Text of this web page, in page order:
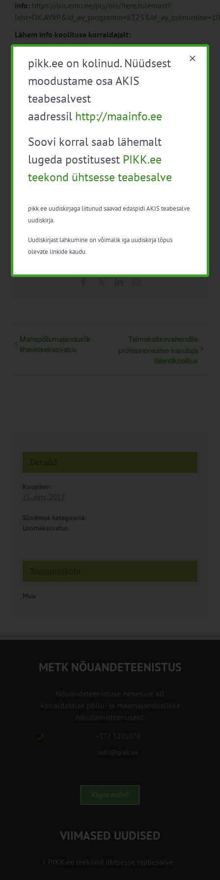
info: https://ois.emu.ee/pls/ois/!tere.tulemast?
Lähem info koolituse korraldajalt:
Eesti Maaülikooli avatud ülikool
Fr. R. Kreutzwaldi 56 (III korrus, ruumid 303-306), 51014
tel 731 3174, 731 3175, 731 3275, 534 41844
e-post: avayl@emu.ee
http://avatudylikool.emu.ee/
Lisa kalendrisse
Mahepõllumajanduslik
lihaveisekasvatus
Taimekaitsevahendite
professionaalse kasutaja
täiendkoolitus
Detailid
Kuupäev:
15. dets. 2017
Sündmus kategooria:
Loomakasvatus
Toimumiskoht
Muu
METK NÕUANDETEENISTUS
Nõuandeteenistuse nimetuse alt
korraldatalse põllu- ja maamajanduslikke
nõustamisteenuseid.
+372 5201078
info@pikk.ee
Kirjuta meile!
VIIMASED UUDISED
PIKK.ee teekond ühtsesse teabesalve
pikk.ee on kolinud. Nüüdsest
moodustame osa AKIS
teabesalvest
aadressil http://maainfo.ee
Soovi korral saab lähemalt
lugeda postitusest PIKK.ee
teekond ühtsesse teabesalve
pikk.ee uudiskirjaga liitunud saavad edaspidi AKIS teabesalve
uudiskirja.
Uudiskirjast lahkumine on võimalik iga uudiskirja lõpus
olevate linkide kaudu.